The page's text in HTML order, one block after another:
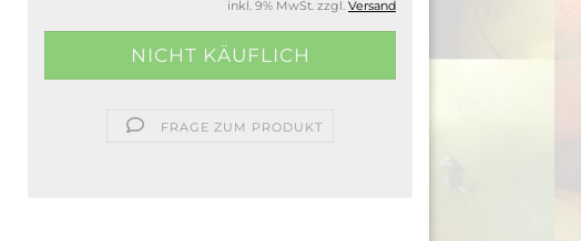
inkl. 9% MwSt. zzgl. Versand
FRAGE ZUM PRODUKT